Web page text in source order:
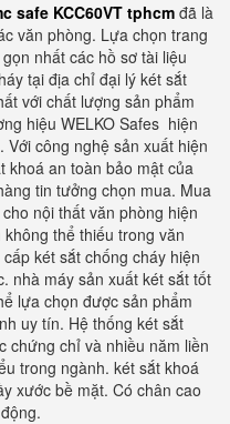
safe KCC60VT tphcm đã là
văn phòng. Lựa chọn trang
nhất các hồ sơ tài liệu
tại địa chỉ đại lý két sắt
với chất lượng sản phẩm
hiệu WELKO Safes hiện
công nghệ sản xuất hiện
khoá an toàn bảo mật của
tin tưởng chọn mua. Mua
nội thất văn phòng hiện
thể thiếu trong văn
két sắt chống cháy hiện
nhà máy sản xuất két sắt tốt
lựa chọn được sản phẩm
uy tín. Hệ thống két sắt
chứng chỉ và nhiều năm liền
trong ngành. két sắt khoá
xước bề mặt. Có chân cao